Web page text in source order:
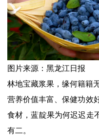
图片来源：黑龙江日报
林地宝藏浆果，缘何籍籍
营养价值丰富、保健功效
食材，蓝靛果为何迟迟走
有二。